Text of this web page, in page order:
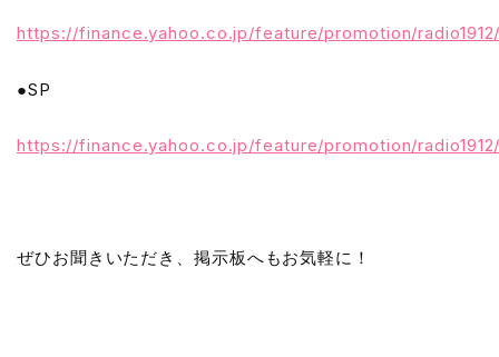
https://finance.yahoo.co.jp/feature/promotion/
●SP
https://finance.yahoo.co.jp/feature/promotion/
ぜひお聞きいただき、掲示板へもお気軽に！